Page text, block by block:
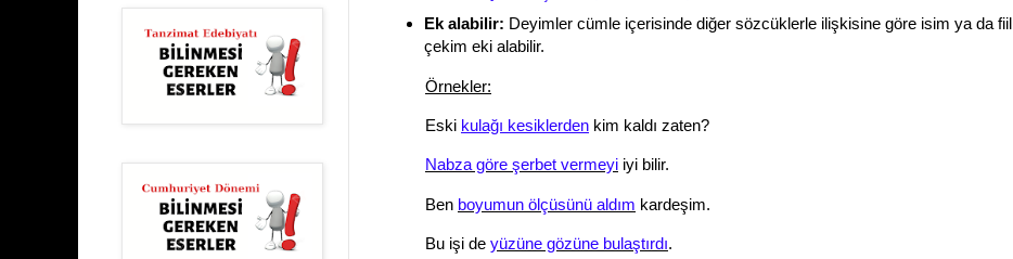
Ek alabilir: Deyimler cümle içerisinde diğer sözcüklerle ilişkisine göre isim ya da fiil
çekim eki alabilir.
Örnekler:
Eski kulağı kesiklerden kim kaldı zaten?
Nabza göre şerbet vermeyi iyi bilir.
Ben boyumun ölçüsünü aldım kardeşim.
Bu işi de yüzüne gözüne bulaştırdı.